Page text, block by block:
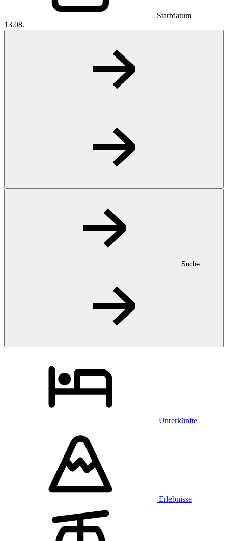
Startdatum
13.08.
Suche
Unterkünfte
Erlebnisse